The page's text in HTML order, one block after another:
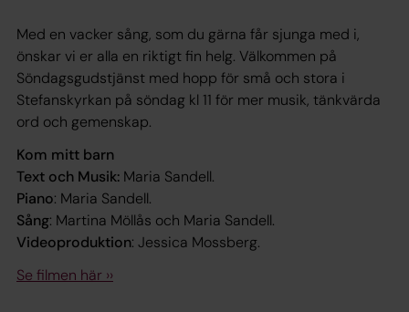
Med en vacker sång, som du gärna får sjunga med i,
önskar vi er alla en riktigt fin helg. Välkommen på
Söndagsgudstjänst med hopp för små och stora i
Stefanskyrkan på söndag kl 11 för mer musik, tänkvärda
ord och gemenskap.
Kom mitt barn
Text och Musik: Maria Sandell.
Piano: Maria Sandell.
Sång: Martina Möllås och Maria Sandell.
Videoproduktion: Jessica Mossberg.
Se filmen här ››